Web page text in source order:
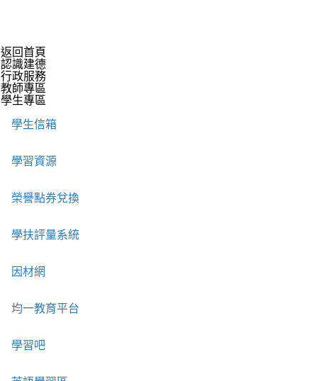
返回首頁
認識建德
行政服務
教師專區
學生專區
學生信箱
學習資源
榮譽點券兌換
學扶評量系統
因材網
均一教育平台
學習吧